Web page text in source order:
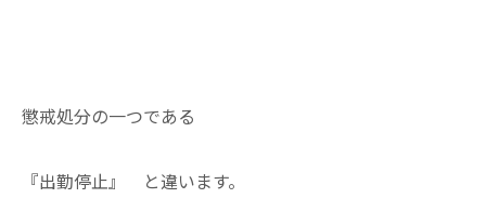
懲戒処分の一つである
『出勤停止』 と違います。